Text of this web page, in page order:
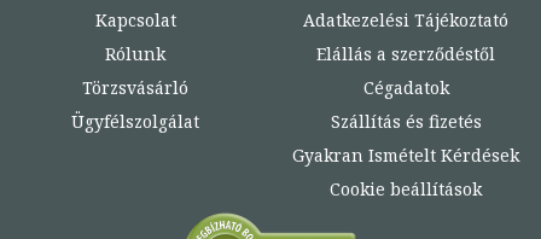
Kapcsolat
Rólunk
Törzsvásárló
Ügyfélszolgálat
Adatkezelési Tájékoztató
Elállás a szerződéstől
Cégadatok
Szállítás és fizetés
Gyakran Ismételt Kérdések
Cookie beállítások